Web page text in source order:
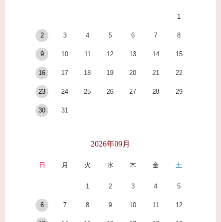
1
2 3 4 5 6 7 8
9 10 11 12 13 14 15
16 17 18 19 20 21 22
23 24 25 26 27 28 29
30 31
2026年09月
日 月 火 水 木 金 土
1 2 3 4 5
6 7 8 9 10 11 12